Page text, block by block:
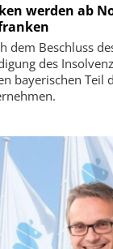
werden ab
dem Beschluss
des
bayerischen Teil